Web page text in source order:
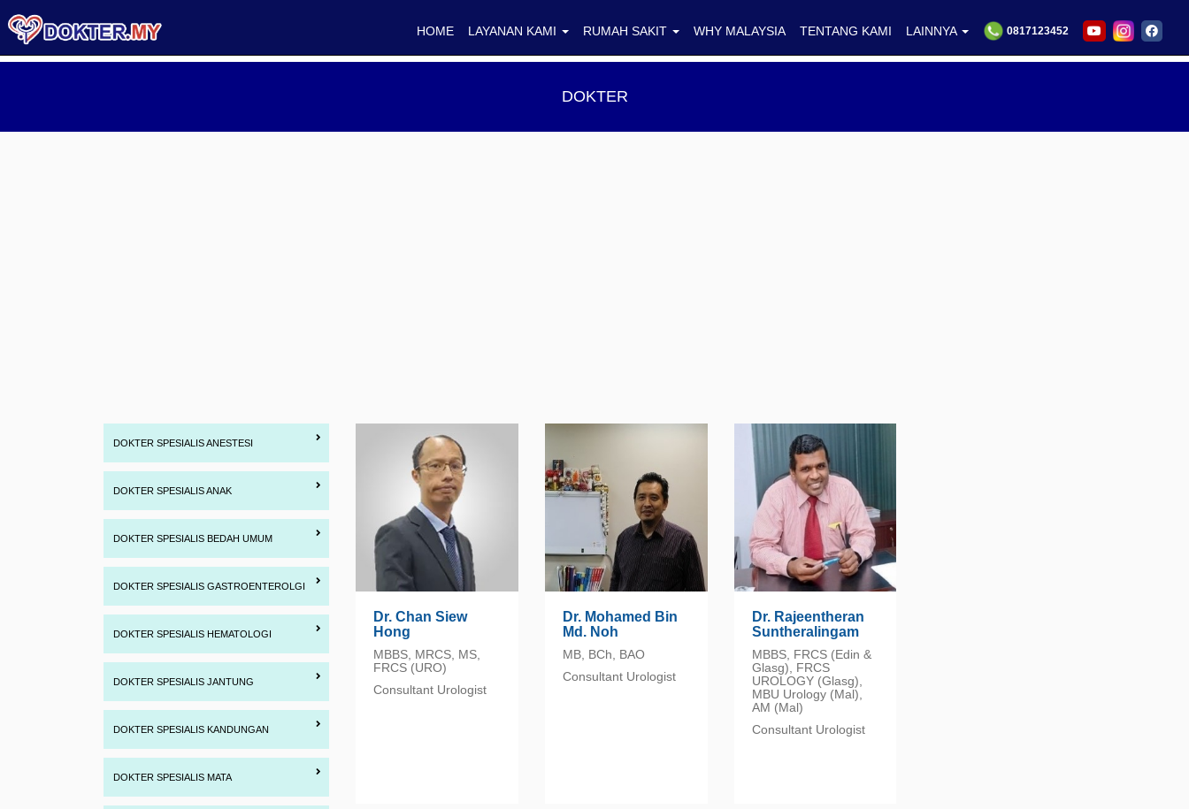
HOME LAYANAN KAMI RUMAH SAKIT WHY MALAYSIA TENTANG KAMI LAINNYA 0817123452
DOKTER
DOKTER SPESIALIS ANESTESI
DOKTER SPESIALIS ANAK
DOKTER SPESIALIS BEDAH UMUM
DOKTER SPESIALIS GASTROENTEROLGI
DOKTER SPESIALIS HEMATOLOGI
DOKTER SPESIALIS JANTUNG
DOKTER SPESIALIS KANDUNGAN
DOKTER SPESIALIS MATA
Dr. Chan Siew
Hong
MBBS, MRCS, MS,
FRCS (URO)
Consultant Urologist
Dr. Mohamed Bin
Md. Noh
MB, BCh, BAO
Consultant Urologist
Dr. Rajeentheran
Suntheralingam
MBBS, FRCS (Edin &
Glasg), FRCS
UROLOGY (Glasg),
MBU Urology (Mal),
AM (Mal)
Consultant Urologist